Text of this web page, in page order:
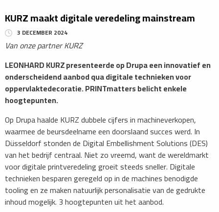
KURZ maakt digitale veredeling mainstream
3 DECEMBER 2024
Van onze partner KURZ
LEONHARD KURZ presenteerde op Drupa een innovatief en
onderscheidend aanbod qua digitale technieken voor
oppervlaktedecoratie. PRINTmattersbelicht enkele
hoogtepunten.
Op Drupa haalde KURZ dubbele cijfers in machineverkopen,
waarmee de beursdeelname een doorslaand succes werd. In
Düsseldorf stonden de Digital Embellishment Solutions (DES)
van het bedrijf centraal. Niet zo vreemd, want de wereldmarkt
voor digitale printveredeling groeit steeds sneller. Digitale
technieken besparen geregeld op in de machines benodigde
tooling en ze maken natuurlijk personalisatie van de gedrukte
inhoud mogelijk. 3 hoogtepunten uit het aanbod.